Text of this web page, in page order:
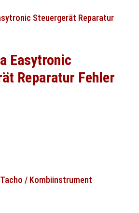
Easytronic
Reparatur Fehler